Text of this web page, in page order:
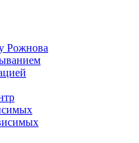
Рожнова